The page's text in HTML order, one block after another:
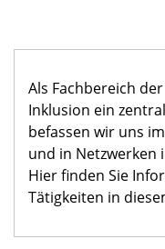
Als Fachbereich
Inklusion ein
befassen wir uns
und in Netzwerken
Hier finden Sie
Tätigkeiten in